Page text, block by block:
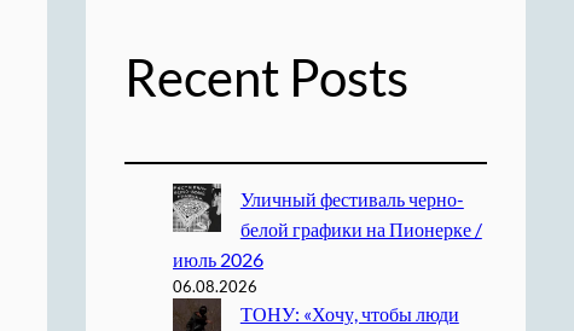
Recent Posts
Уличный фестиваль черно-
белой графики на Пионерке /
июль 2026
06.08.2026
ТОНУ: «Хочу, чтобы люди